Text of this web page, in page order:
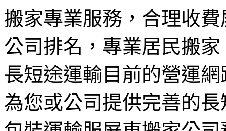
搬家專業服務，合理收
公司排名，專業居民搬家
長短途運輸目前的營運
為您或公司提供完善的